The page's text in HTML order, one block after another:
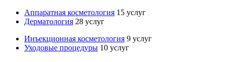
Аппаратная косметология 15 услуг
Дерматология 28 услуг
Инъекционная косметология 9 услуг
Уходовые процедуры 10 услуг